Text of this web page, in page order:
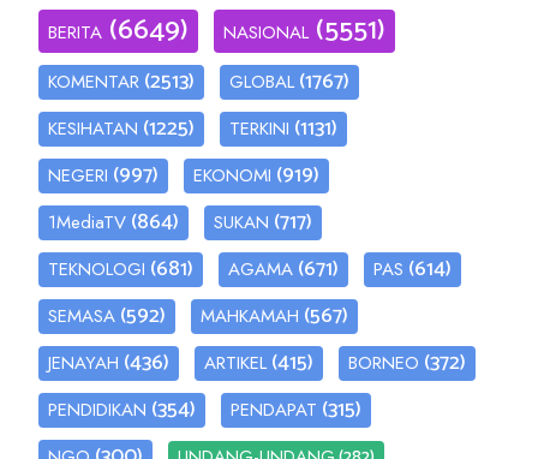
BERITA (6649) NASIONAL (5551)
KOMENTAR (2513) GLOBAL (1767)
KESIHATAN (1225) TERKINI (1131)
NEGERI (997) EKONOMI (919)
1MediaTV (864) SUKAN (717)
TEKNOLOGI (681) AGAMA (671) PAS (614)
SEMASA (592) MAHKAMAH (567)
JENAYAH (436) ARTIKEL (415) BORNEO (372)
PENDIDIKAN (354) PENDAPAT (315)